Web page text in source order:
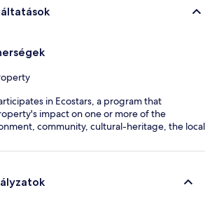
in Ecostars, a program that
impact on one or more of the
community, cultural-heritage, the local